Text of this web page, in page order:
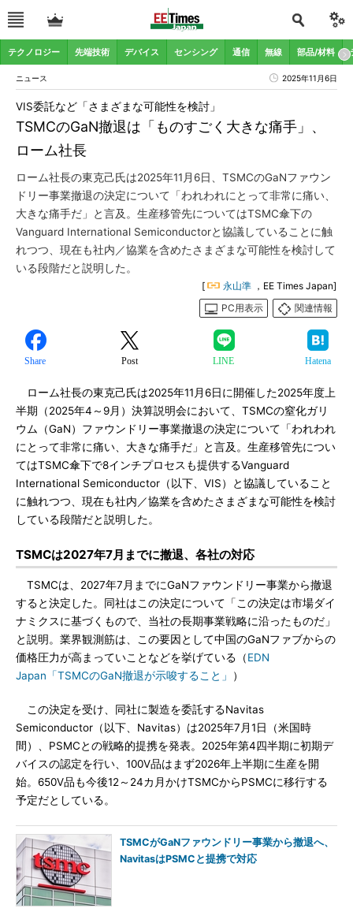
テクノロジー 先端技術 デバイス センシング 通信 無線 部品/材料
ニュース 2025年11月6日
TSMCのGaN撤退は「ものすごく大きな痛手」、
ローム社長
VIS委託など「さまざまな可能性を検討」
ローム社長の東克己氏は2025年11月6日、TSMCのGaNファウン
ドリー事業撤退の決定について「われわれにとって非常に痛い、
大きな痛手だ」と言及。生産移管先についてはTSMC傘下の
Vanguard International Semiconductorと協議していることに触
れつつ、現在も社内／協業を含めたさまざまな可能性を検討して
いる段階だと説明した。
[ 永山準 ，EE Times Japan]
PC用表示
関連情報
Share Post LINE Hatena
ローム社長の東克己氏は2025年11月6日に開催した2025年度上
半期（2025年4～9月）決算説明会において、TSMCの窒化ガリ
ウム（GaN）ファウンドリー事業撤退の決定について「われわれ
にとって非常に痛い、大きな痛手だ」と言及。生産移管先につい
てはTSMC傘下で8インチプロセスも提供するVanguard
International Semiconductor（以下、VIS）と協議していること
に触れつつ、現在も社内／協業を含めたさまざまな可能性を検討
している段階だと説明した。
TSMCは2027年7月までに撤退、各社の対応
TSMCは、2027年7月までにGaNファウンドリー事業から撤退
すると決定した。同社はこの決定について「この決定は市場ダイ
ナミクスに基づくもので、当社の長期事業戦略に沿ったものだ」
と説明。業界観測筋は、この要因として中国のGaNファブからの
価格圧力が高まっていことなどを挙げている（EDN
Japan「TSMCのGaN撤退が示唆すること」
）
この決定を受け、同社に製造を委託するNavitas
Semiconductor（以下、Navitas）は2025年7月1日（米国時
間）、PSMCとの戦略的提携を発表。2025年第4四半期に初期デ
バイスの認定を行い、100V品はまず2026年上半期に生産を開
始。650V品も今後12～24カ月かけTSMCからPSMCに移行する
予定だとしている。
TSMCがGaNファウンドリー事業から撤退へ、
NavitasはPSMCと提携で対応